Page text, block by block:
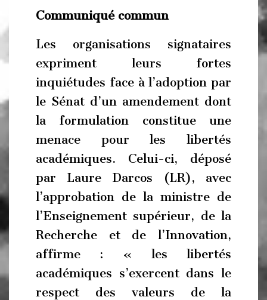
Communiqué commun
Les organisations signataires
expriment leurs fortes
inquiétudes face à l’adoption par
le Sénat d’un amendement dont
la formulation constitue une
menace pour les libertés
académiques. Celui-ci, déposé
par Laure Darcos (LR), avec
l’approbation de la ministre de
l’Enseignement supérieur, de la
Recherche et de l’Innovation,
affirme : « les libertés
académiques s’exercent dans le
respect des valeurs de la